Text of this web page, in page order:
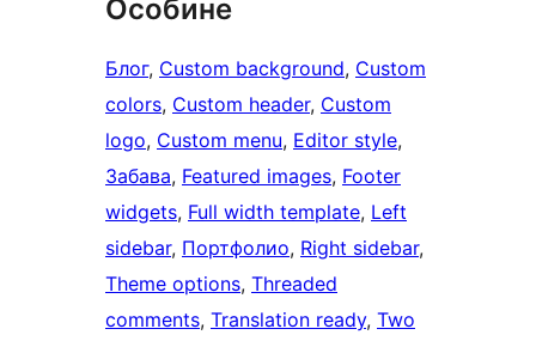
Особине
Блог, Custom background, Custom
colors, Custom header, Custom
logo, Custom menu, Editor style
Забава, Featured images, Footer
widgets, Full width template, Left
sidebar, Портфолио, Right sidebar
Theme options, Threaded
comments, Translation ready, Two